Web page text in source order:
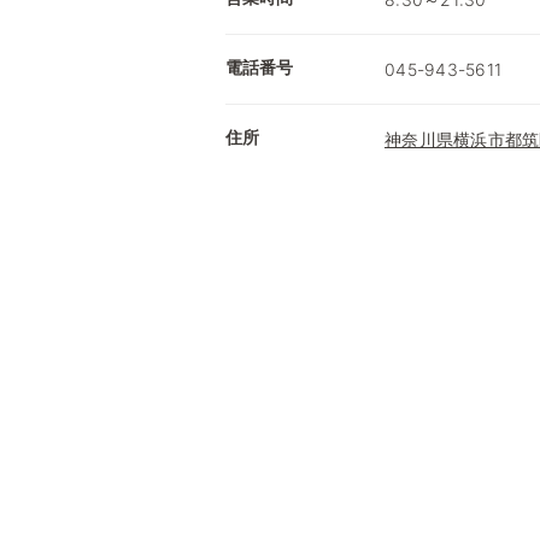
電話番号 045-943-5611
住所 神奈川県横浜市都